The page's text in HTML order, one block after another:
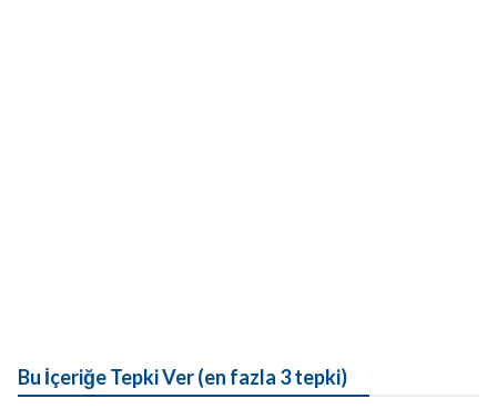
Bu İçeriğe Tepki Ver (en fazla 3 tepki)